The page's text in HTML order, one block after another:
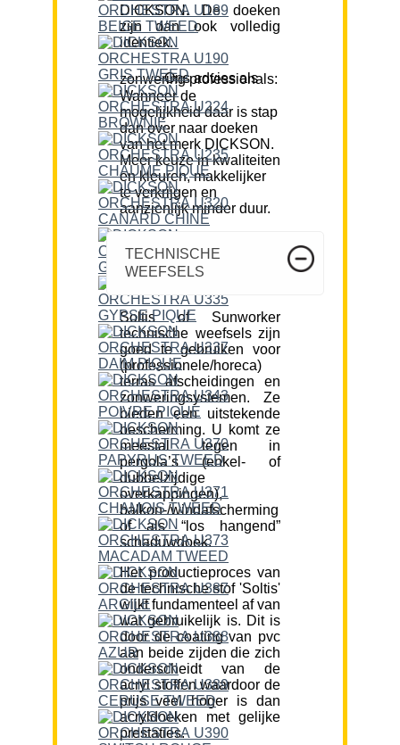
DICKSON. De doeken
zijn dan ook volledig
identiek.
Ons advies als zonwering professionals:
Wanneer de
mogelijkheid daar is stap
dan over naar doeken
van het merk DICKSON.
Meer keuze in kwaliteiten
en kleuren, makkelijker
te verkrijgen en
aanzienlijk minder duur.
TECHNISCHE
WEEFSELS
Soltis of Sunworker
technische weefsels zijn
goed te gebruiken voor
(professionele/horeca)
terras afscheidingen en
zonweringsystemen. Ze
bieden een uitstekende
bescherming. U komt ze
meestal tegen in
pergola’s (enkel- of
dubbelzijdige
overkappingen),
balkon-/windafscherming
of als “los hangend”
schaduwdoek.
Het productieproces van
de technische stof 'Soltis'
wijkt fundamenteel af van
wat gebruikelijk is. Dit is
door de coating van pvc
aan beide zijden die zich
onderscheidt van de
acryl stoffen waardoor de
prijs veel hoger is dan
acryldoeken met gelijke
prestaties.